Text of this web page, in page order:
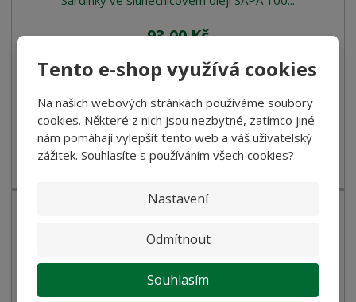
Tento e-shop využívá cookies
Na našich webových stránkách používáme soubory
cookies. Některé z nich jsou nezbytné, zatímco jiné
nám pomáhají vylepšit tento web a váš uživatelský
zážitek. Souhlasíte s používáním všech cookies?
Nastavení
Odmítnout
Souhlasím
93,00 Kč
Koupit
SKLADEM